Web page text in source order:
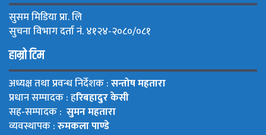
सुसम मिडिया प्रा. लि
सुचना विभाग दर्ता नं. ४१२४-२०८०/०८१
हाम्रो टिम
अध्यक्ष तथा प्रवन्ध निर्देशक :सन्तोष महतारा
प्रधान सम्पादक : हरिबहादुर केसी
सह-सम्पादक : सुमन महतारा
व्यवस्थापक :रुमकला पाण्डे